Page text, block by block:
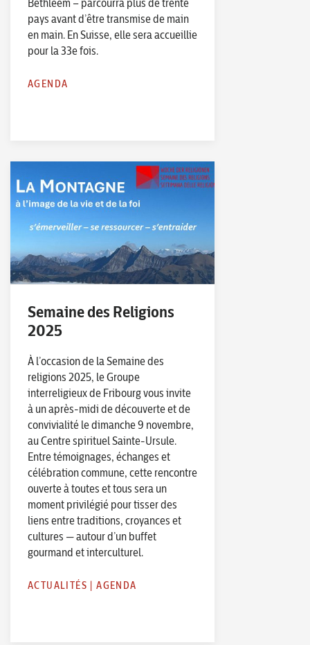
Bethléem – parcourra plus de trente
pays avant d’être transmise de main
en main. En Suisse, elle sera accueillie
pour la 33e fois.
AGENDA
Semaine des Religions
2025
À l’occasion de la Semaine des
religions 2025, le Groupe
interreligieux de Fribourg vous invite
à un après-midi de découverte et de
convivialité le dimanche 9 novembre,
au Centre spirituel Sainte-Ursule.
Entre témoignages, échanges et
célébration commune, cette rencontre
ouverte à toutes et tous sera un
moment privilégié pour tisser des
liens entre traditions, croyances et
cultures — autour d’un buffet
gourmand et interculturel.
ACTUALITÉS |AGENDA